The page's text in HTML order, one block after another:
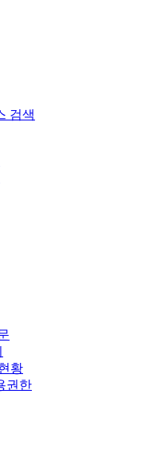
검색
황
권한